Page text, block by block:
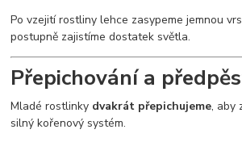
Po vzejití rostliny lehce zasypeme jemnou
postupně zajistíme dostatek světla.
Přepichování a
Mladé rostlinky dvakrát přepichujeme, aby
silný kořenový systém.